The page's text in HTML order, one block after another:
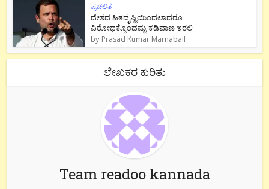
ಪ್ರಚಲಿತ
ದೇಶದ ಹಿತದೃಷ್ಟಿಯಿಂದಲಾದರೂ
ವಿರೋಧಕ್ಕೊಂದಷ್ಟು ಕಡಿವಾಣ ಇರಲಿ
by Prasad Kumar Marnabail
ಲೇಖಕರ ಕುರಿತು
Team readoo kannada